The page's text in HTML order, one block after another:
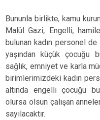
Bununla birlikte, kamu
Malûl Gazi, Engelli,
bulunan kadın personel de
yaşından küçük çocuğu
sağlık, emniyet ve karla
birimlerimizdeki kadın
altında engelli çocuğu
olursa olsun çalışan
sayılacaktır.